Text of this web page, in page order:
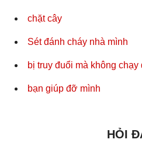
chặt cây
Sét đánh cháy nhà mình
bị truy đuổi mà không
bạn giúp đỡ mình
HỎI